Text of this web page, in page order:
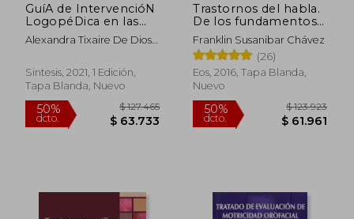
GuíA de IntervencióN
LogopéDica en las
Disfagias: 17
(Trastornos del
Alexandra Tixaire De Dios;
Ordo&Ntilde;Ez Miyar
Sintesis, 2021, 1 Edición,
Tapa Blanda, Nuevo
$ 127.465
Trastornos del habla.
De los fundamentos a
la evaluación
Franklin Susanibar Chávez
(26)
Eos, 2016, Tapa Blanda,
Nuevo
50%